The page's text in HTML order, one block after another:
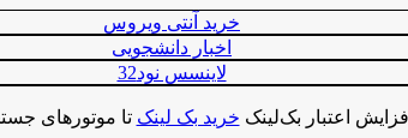
خرید آنتی ویروس
اخبار دانشجویی
لاینسس نود32
اعتبار بک‌لینک خرید بک لینک تا موتورهای